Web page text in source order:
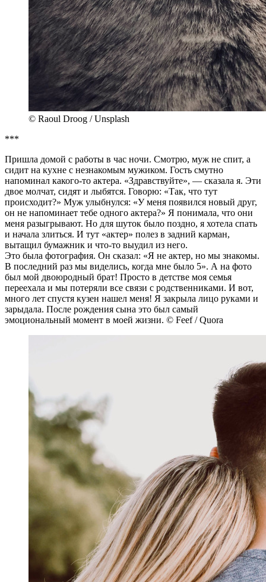
© Raoul Droog / Unsplash
***
Пришла домой с работы в час ночи. Смотрю, муж не спит, а
сидит на кухне с незнакомым мужиком. Гость смутно
напоминал какого-то актера. «Здравствуйте», — сказала я. Эти
двое молчат, сидят и лыбятся. Говорю: «Так, что тут
происходит?» Муж улыбнулся: «У меня появился новый друг,
он не напоминает тебе одного актера?» Я понимала, что они
меня разыгрывают. Но для шуток было поздно, я хотела спать
и начала злиться. И тут «актер» полез в задний карман,
вытащил бумажник и что-то выудил из него.
Это была фотография. Он сказал: «Я не актер, но мы знакомы.
В последний раз мы виделись, когда мне было 5». А на фото
был мой двоюродный брат! Просто в детстве моя семья
переехала и мы потеряли все связи с родственниками. И вот,
много лет спустя кузен нашел меня! Я закрыла лицо руками и
зарыдала. После рождения сына это был самый
эмоциональный момент в моей жизни. © Feef / Quora